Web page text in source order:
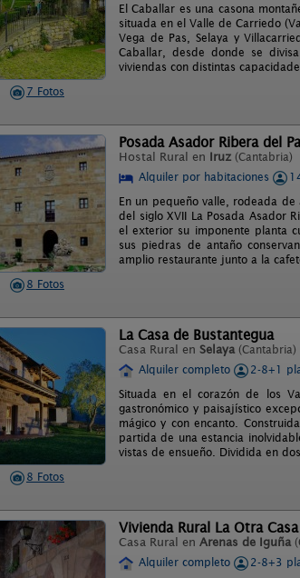
7 Fotos
El Caballar es una casona
situada en el Valle de Carriedo
Vega de Pas, Selaya y
Caballar, desde donde se
viviendas con distintas
8 Fotos
Posada Asador Ribera del
Hostal Rural en Iruz (Cantabria)
Alquiler por habitaciones
En un pequeño valle, rodeada
del siglo XVII La Posada Asador
el exterior su imponente planta
sus piedras de antaño
amplio restaurante junto a la
8 Fotos
La Casa de Bustantegua
Casa Rural en Selaya (Cantabria)
Alquiler completo
2-8+1
Situada en el corazón de los
gastronómico y paisajístico
mágico y con encanto.
partida de una estancia
vistas de ensueño. Dividida en
Vivienda Rural La Otra Casa
Casa Rural en Arenas de Iguña
Alquiler completo
2-8+3